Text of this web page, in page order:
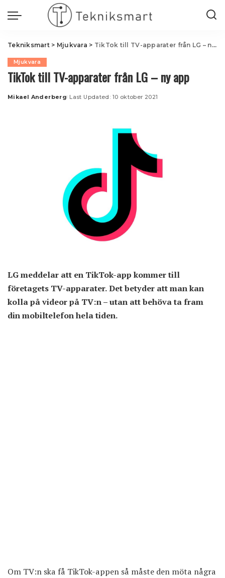
Tekniksmart> Mjukvara > TikTok till TV-apparater från LG – ny app
Mjukvara
TikTok till TV-apparater från LG – ny app
Posted
Mikael Anderberg Last Updated: 10 oktober 2021
LG meddelar att en TikTok-app kommer till
företagets TV-apparater. Det betyder att man kan
kolla på videor på TV:n – utan att behöva ta fram
din mobiltelefon hela tiden.
Om TV:n ska få TikTok-appen så måste den möta några